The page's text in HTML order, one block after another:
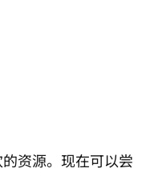
资源。现在可以尝